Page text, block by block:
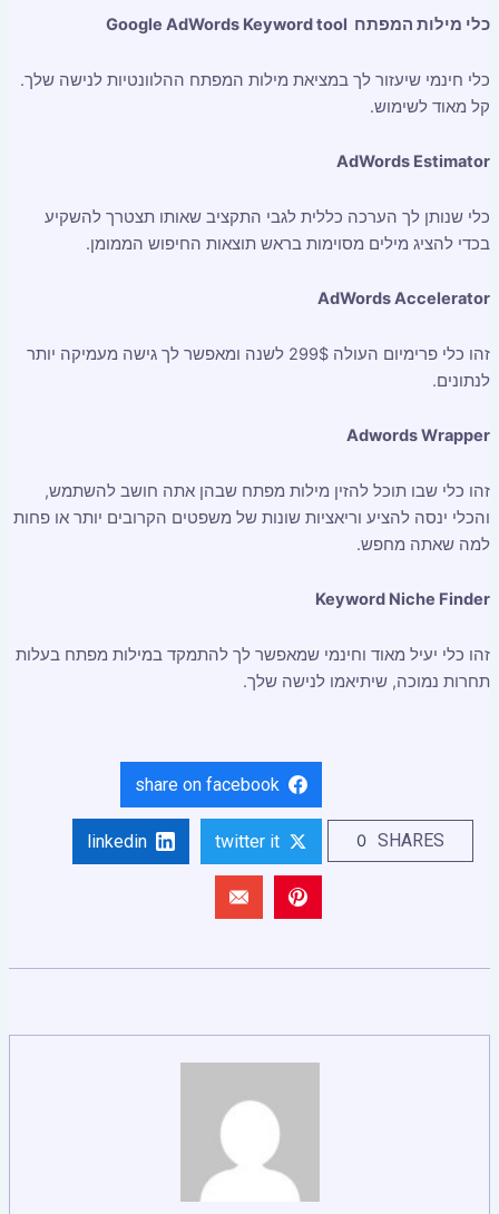
כלי מילות המפתח Google AdWords Keyword tool
כלי חינמי שיעזור לך במציאת מילות המפתח ההלוונטיות לנישה שלך.
קל מאוד לשימוש.
AdWords Estimator
כלי שנותן לך הערכה כללית לגבי התקציב שאותו תצטרך להשקיע
בכדי להציג מילים מסוימות בראש תוצאות החיפוש הממומן.
AdWords Accelerator
זהו כלי פרימיום העולה 299$ לשנה ומאפשר לך גישה מעמיקה יותר
לנתונים.
Adwords Wrapper
זהו כלי שבו תוכל להזין מילות מפתח שבהן אתה חושב להשתמש,
והכלי ינסה להציע וריאציות שונות של משפטים הקרובים יותר או פחות
למה שאתה מחפש.
Keyword Niche Finder
זהו כלי יעיל מאוד וחינמי שמאפשר לך להתמקד במילות מפתח בעלות
תחרות נמוכה, שיתיאמו לנישה שלך.
0 SHARES
share on facebook
twitter it
linkedin